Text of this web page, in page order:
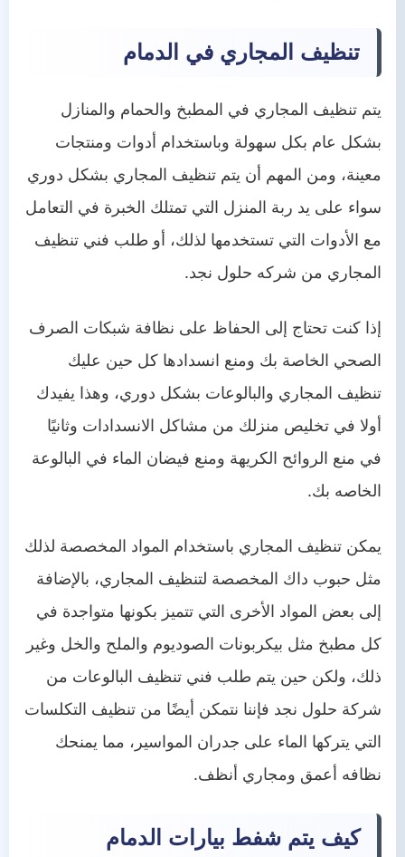
تنظيف المجاري في الدمام
يتم تنظيف المجاري في المطبخ والحمام والمنازل
بشكل عام بكل سهولة وباستخدام أدوات ومنتجات
معينة، ومن المهم أن يتم تنظيف المجاري بشكل دوري
سواء على يد ربة المنزل التي تمتلك الخبرة في التعامل
مع الأدوات التي تستخدمها لذلك، أو طلب فني تنظيف
المجاري من شركه حلول نجد.
إذا كنت تحتاج إلى الحفاظ على نظافة شبكات الصرف
الصحي الخاصة بك ومنع انسدادها كل حين عليك
تنظيف المجاري والبالوعات بشكل دوري، وهذا يفيدك
أولا في تخليص منزلك من مشاكل الانسدادات وثانيًا
في منع الروائح الكريهة ومنع فيضان الماء في البالوعة
الخاصه بك.
يمكن تنظيف المجاري باستخدام المواد المخصصة لذلك
مثل حبوب داك المخصصة لتنظيف المجاري، بالإضافة
إلى بعض المواد الأخرى التي تتميز بكونها متواجدة في
كل مطبخ مثل بيكربونات الصوديوم والملح والخل وغير
ذلك، ولكن حين يتم طلب فني تنظيف البالوعات من
شركة حلول نجد فإننا نتمكن أيضًا من تنظيف التكلسات
التي يتركها الماء على جدران المواسير، مما يمنحك
نظافه أعمق ومجاري أنظف.
كيف يتم شفط بيارات الدمام